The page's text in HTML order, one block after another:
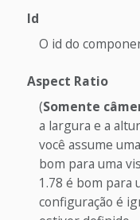
Id
O id do
Aspect Ratio
(Somente
a largura e a
você assume
bom para uma
1.78 é bom para
configuração é